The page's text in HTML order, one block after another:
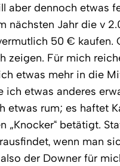
aber dennoch etwas
nächsten Jahr die v
50 € kaufen.
zeigen. Für mich
etwas mehr in die
ich etwas anderes
etwas rum; es haftet
„Knocker“ betätigt.
wenn man
der Downer für